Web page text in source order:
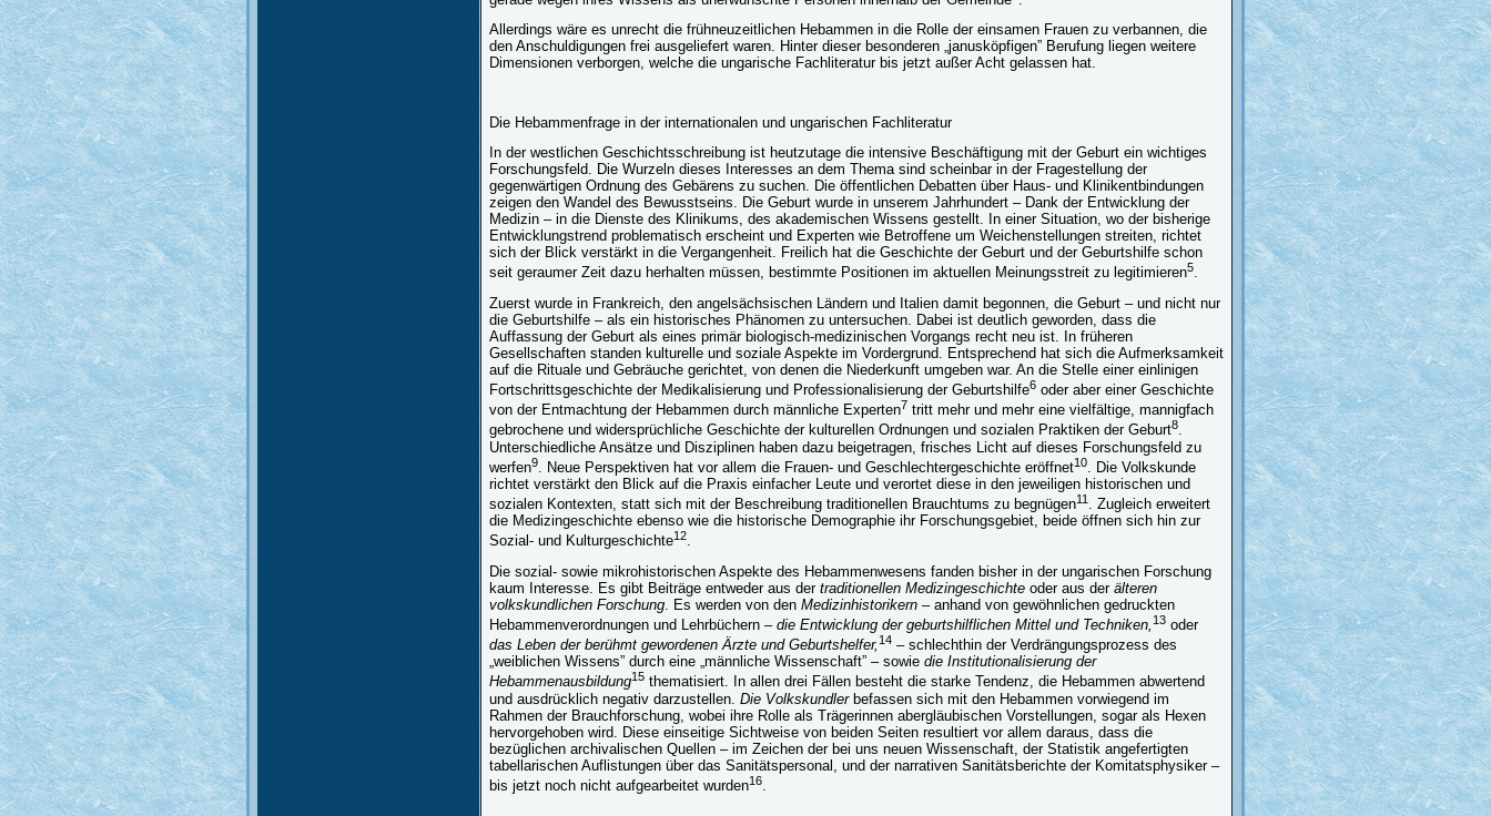
Allerdings wäre es unrecht die frühneuzeitlichen Hebammen in die Rolle der einsamen Frauen zu verbannen, die
den Anschuldigungen frei ausgeliefert waren. Hinter dieser besonderen „janusköpfigen” Berufung liegen weitere
Dimensionen verborgen, welche die ungarische Fachliteratur bis jetzt außer Acht gelassen hat.
Die Hebammenfrage in der internationalen und ungarischen Fachliteratur
In der westlichen Geschichtsschreibung ist heutzutage die intensive Beschäftigung mit der Geburt ein wichtiges
Forschungsfeld. Die Wurzeln dieses Interesses an dem Thema sind scheinbar in der Fragestellung der
gegenwärtigen Ordnung des Gebärens zu suchen. Die öffentlichen Debatten über Haus- und Klinikentbindungen
zeigen den Wandel des Bewusstseins. Die Geburt wurde in unserem Jahrhundert – Dank der Entwicklung der
Medizin – in die Dienste des Klinikums, des akademischen Wissens gestellt. In einer Situation, wo der bisherige
Entwicklungstrend problematisch erscheint und Experten wie Betroffene um Weichenstellungen streiten, richtet
sich der Blick verstärkt in die Vergangenheit. Freilich hat die Geschichte der Geburt und der Geburtshilfe schon
seit geraumer Zeit dazu herhalten müssen, bestimmte Positionen im aktuellen Meinungsstreit zu legitimieren5.
Zuerst wurde in Frankreich, den angelsächsischen Ländern und Italien damit begonnen, die Geburt – und nicht nur
die Geburtshilfe – als ein historisches Phänomen zu untersuchen. Dabei ist deutlich geworden, dass die
Auffassung der Geburt als eines primär biologisch-medizinischen Vorgangs recht neu ist. In früheren
Gesellschaften standen kulturelle und soziale Aspekte im Vordergrund. Entsprechend hat sich die Aufmerksamkeit
auf die Rituale und Gebräuche gerichtet, von denen die Niederkunft umgeben war. An die Stelle einer einlinigen
Fortschrittsgeschichte der Medikalisierung und Professionalisierung der Geburtshilfe6 oder aber einer Geschichte
von der Entmachtung der Hebammen durch männliche Experten7 tritt mehr und mehr eine vielfältige, mannigfach
gebrochene und widersprüchliche Geschichte der kulturellen Ordnungen und sozialen Praktiken der Geburt8.
Unterschiedliche Ansätze und Disziplinen haben dazu beigetragen, frisches Licht auf dieses Forschungsfeld zu
werfen9 . Neue Perspektiven hat vor allem die Frauen- und Geschlechtergeschichte eröffnet10
. Die Volkskunde
richtet verstärkt den Blick auf die Praxis einfacher Leute und verortet diese in den jeweiligen historischen und
sozialen Kontexten, statt sich mit der Beschreibung traditionellen Brauchtums zu begnügen11 . Zugleich erweitert
die Medizingeschichte ebenso wie die historische Demographie ihr Forschungsgebiet, beide öffnen sich hin zur
Sozial- und Kulturgeschichte12.
Die sozial- sowie mikrohistorischen Aspekte des Hebammenwesens fanden bisher in der ungarischen Forschung
kaum Interesse. Es gibt Beiträge entweder aus der traditionellen Medizingeschichte oder aus der älteren
volkskundlichen Forschung . Es werden von den Medizinhistorikern – anhand von gewöhnlichen gedruckten
Hebammenverordnungen und Lehrbüchern – die Entwicklung der geburtshilflichen Mittel und Techniken, 13 oder
das Leben der berühmt gewordenen Ärzte und Geburtshelfer, 14 – schlechthin der Verdrängungsprozess des
„weiblichen Wissens” durch eine „männliche Wissenschaft” – sowie die Institutionalisierung der
Hebammenausbildung15 thematisiert. In allen drei Fällen besteht die starke Tendenz, die Hebammen abwertend
und ausdrücklich negativ darzustellen. Die Volkskundler befassen sich mit den Hebammen vorwiegend im
Rahmen der Brauchforschung, wobei ihre Rolle als Trägerinnen abergläubischen Vorstellungen, sogar als Hexen
hervorgehoben wird. Diese einseitige Sichtweise von beiden Seiten resultiert vor allem daraus, dass die
bezüglichen archivalischen Quellen – im Zeichen der bei uns neuen Wissenschaft, der Statistik angefertigten
tabellarischen Auflistungen über das Sanitätspersonal, und der narrativen Sanitätsberichte der Komitatsphysiker –
bis jetzt noch nicht aufgearbeitet wurden16